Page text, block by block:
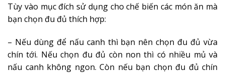
Tùy vào mục đích sử dụng cho chế biến các món ăn mà
bạn chọn đu đủ thích hợp:
– Nếu dùng để nấu canh thì bạn nên chọn đu đủ vừa
chín tới. Nếu chọn đu đủ còn non thì có nhiều mủ và
nấu canh không ngon. Còn nếu bạn chọn đu đủ chín